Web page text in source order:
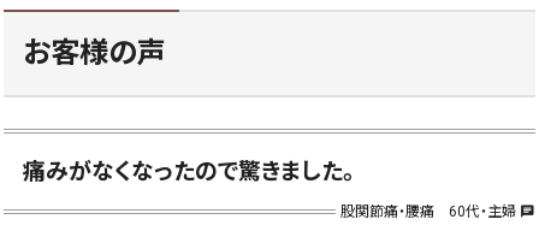
お客様の声
痛みがなくなったので驚きました。
股関節痛・腰痛 60代・主婦 chat